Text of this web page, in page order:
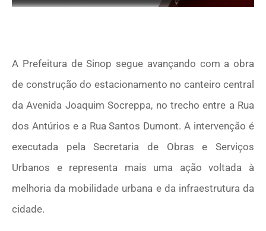
A Prefeitura de Sinop segue avançando com a obra
de construção do estacionamento no canteiro central
da Avenida Joaquim Socreppa, no trecho entre a Rua
dos Antúrios e a Rua Santos Dumont. A intervenção é
executada pela Secretaria de Obras e Serviços
Urbanos e representa mais uma ação voltada à
melhoria da mobilidade urbana e da infraestrutura da
cidade.